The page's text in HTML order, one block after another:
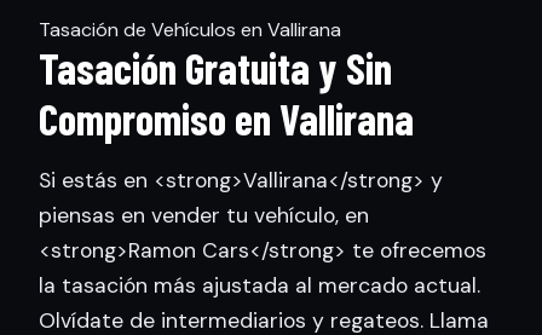
Tasación de Vehículos en Vallirana
Tasación Gratuita y Sin
Compromiso en Vallirana
Si estás en <strong>Vallirana</strong> y
piensas en vender tu vehículo, en
<strong>Ramon Cars</strong> te ofrecemos
la tasación más ajustada al mercado actual.
Olvídate de intermediarios y regateos. Llama